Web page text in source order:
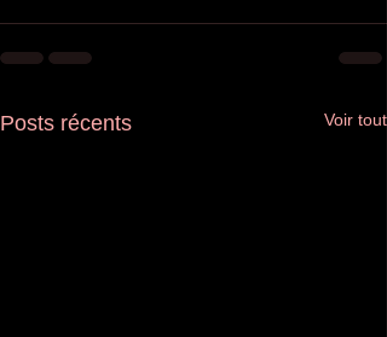
Posts récents Voir tout